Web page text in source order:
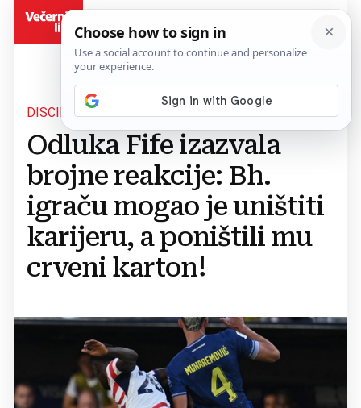
DISCIPLINSKA ODLUKA
Odluka Fife izazvala
brojne reakcije: Bh.
igraču mogao je uništiti
karijeru, a poništili mu
crveni karton!